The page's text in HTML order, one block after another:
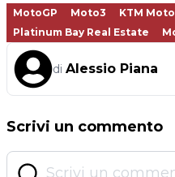
MotoGP Moto3 KTM
Platinum Bay Real Estate
di Alessio Piana
Scrivi un commento